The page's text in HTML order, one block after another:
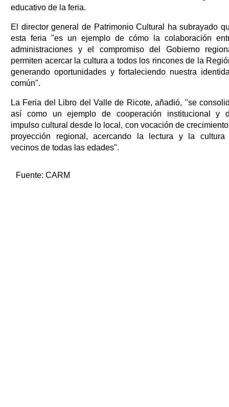
educativo de la feria.
El director general de Patrimonio Cultural ha subrayado
esta feria "es un ejemplo de cómo la colaboración
administraciones y el compromiso del Gobierno
permiten acercar la cultura a todos los rincones de la
generando oportunidades y fortaleciendo nuestra
común".
La Feria del Libro del Valle de Ricote, añadió, "se
así como un ejemplo de cooperación institucional y
impulso cultural desde lo local, con vocación de
proyección regional, acercando la lectura y la cultura
vecinos de todas las edades".
Fuente: CARM